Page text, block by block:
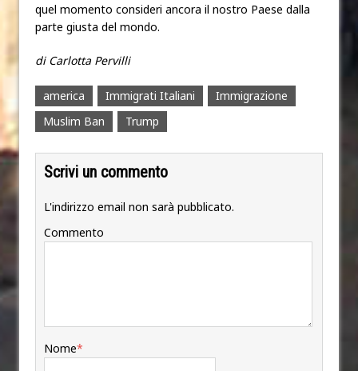
quel momento consideri ancora il nostro Paese dalla
parte giusta del mondo.
di Carlotta Pervilli
america Immigrati Italiani
Immigrazione
Muslim Ban
Trump
Scrivi un commento
L'indirizzo email non sarà pubblicato.
Commento
Nome*